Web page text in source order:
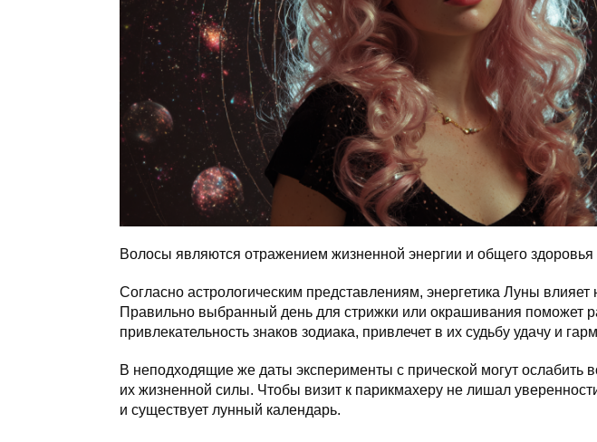
Волосы являются отражением жизненной энергии и общего здоровья
Согласно астрологическим представлениям, энергетика Луны влияет
Правильно выбранный день для стрижки или окрашивания поможет
привлекательность знаков зодиака, привлечет в их судьбу удачу и
В неподходящие же даты эксперименты с прической могут ослабить
их жизненной силы. Чтобы визит к парикмахеру не лишал
и существует лунный календарь.